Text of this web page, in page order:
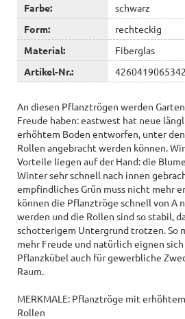
Farbe:
schwarz
Form:
rechteckig
Material:
Fiberglas
Artikel-Nr.:
4260419065342
An diesen Pflanztrögen werden
Freude haben: eastwest hat neue
erhöhtem Boden entworfen, unter
Rollen angebracht werden können.
Vorteile liegen auf der Hand: die
Winter sehr schnell nach innen
empfindliches Grün muss nicht mehr
können die Pflanztröge schnell von A
werden und die Rollen sind so stabil,
schotterigem Untergrund trotzen. So
mehr Freude und natürlich eignen
Pflanzkübel auch für gewerbliche
Raum.
MERKMALE: Pflanztröge mit
Rollen